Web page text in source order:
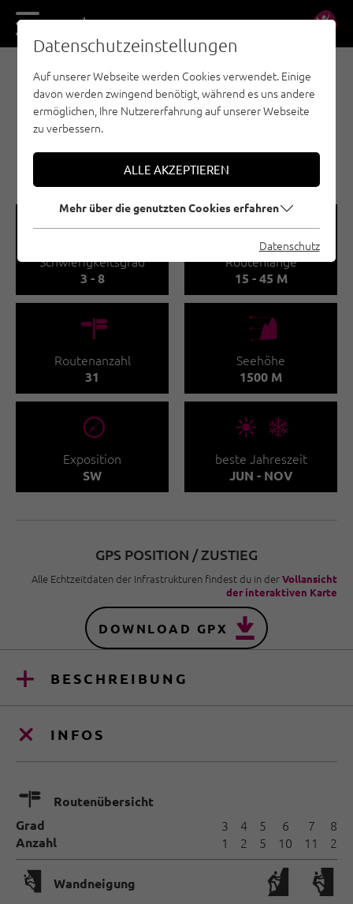
DE EN
E-BIKE & CLIMB - WILDER KAISER
E-BIKE & CLIMB -
MULTERKARWAND
🅟 Familienfreundlich
🞽
Schwierigkeitsgrad
3 - 8
🔹
Routenlänge
15 - 45 M
🍫
Routenanzahl
31
🞱
Seehöhe
1500 M
🞂
Exposition
SW
🞀🖈
beste Jahreszeit
JUN - NOV
GPS POSITION / ZUSTIEG
Alle Echtzeitdaten der Infrastrukturen findest du in derVollansicht
der interaktiven Karte
DOWNLOAD GPX
BESCHREIBUNG
INFOS
🍫
Routenübersicht
Grad
Anzahl
3
1
4
2
5
5
6
10
7
11
8
2
🅩 Wandneigung
Datenschutzeinstellungen
Auf unserer Webseite werden Cookies verwendet. Einige
davon werden zwingend benötigt, während es uns andere
ermöglichen, Ihre Nutzererfahrung auf unserer Webseite
zu verbessern.
ALLE AKZEPTIEREN
Mehr über die genutzten Cookies erfahren
Datenschutz